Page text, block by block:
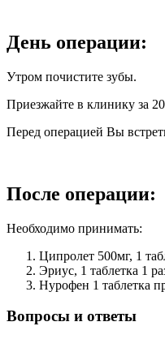
День операции:
Утром почистите зубы.
Приезжайте в клинику за
Перед операцией Вы
После операции:
Необходимо принимать:
Ципролет 500мг, 1
Эриус, 1 таблетка 1
Нурофен 1 таблетка
Вопросы и ответы